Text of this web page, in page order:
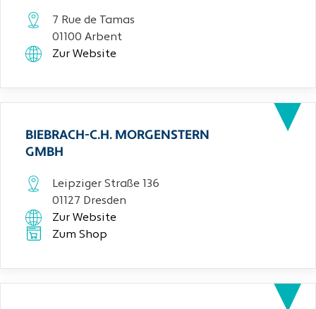
7 Rue de Tamas
01100 Arbent
Zur Website
BIEBRACH-C.H. MORGENSTERN
GMBH
Leipziger Straße 136
01127 Dresden
Zur Website
Zum Shop